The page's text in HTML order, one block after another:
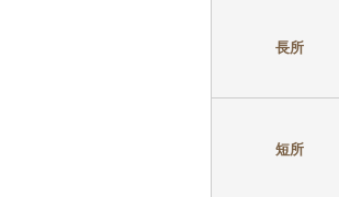
長所
短所